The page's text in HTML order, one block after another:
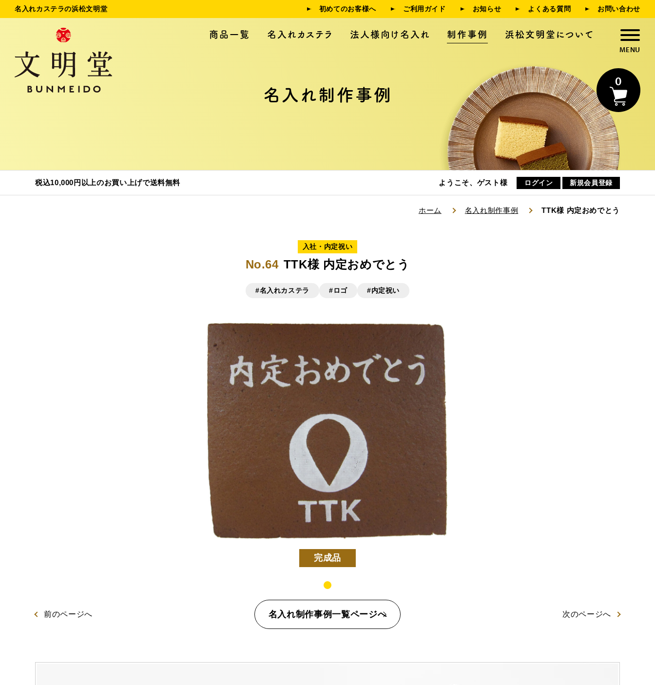
名入れカステラの浜松文明堂 初めてのお客様へ ご利用ガイド お知らせ よくある質問 お問い合わせ
商品一覧 名入れカステラ 法人様向け名入れ 制作事例 浜松文明堂について
0
法人様向け名入れ 制作事例 浜松文明堂について
お知らせ
型からオリジナルで作る
記念カステラ 長寿のお祝いカステラ
（五三・ハニー・静岡茶）
名入れ制作事例
税込10,000円以上のお買い上げで送料無料 ようこそ、ゲスト様 ログイン 新規会員登録
ホーム 名入れ制作事例 TTK様 内定おめでとう
入社・内定祝い
No.64 TTK様 内定おめでとう
#名入れカステラ #ロゴ #内定祝い
完成品
前のページへ 名入れ制作事例一覧ページへ 次のページへ